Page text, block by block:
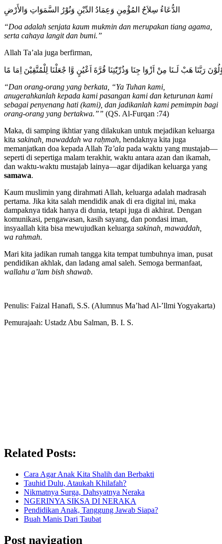
الدُّعَاءُ سِلاَحُ المُؤْمِنِ وَعِمَادُ الدِّيْنِ وَنُوْرُ السَّمَوَاتِ وَالأَرْضِ
“Doa adalah senjata kaum mukmin dan merupakan tiang agama,
serta cahaya langit dan bumi.”
Allah Ta’ala juga berfirman,
رَبَّنَا هَبْ لَـنَا مِنْ اَزْوَا جِنَا وَذُرِّيّٰتِنَا قُرَّةَ اَعْيُنٍ وَّا جْعَلْنَا لِلْمُتَّقِيْنَ اِمَا مًا
“Dan orang-orang yang berkata, “Ya Tuhan kami,
anugerahkanlah kepada kami pasangan kami dan keturunan kami
sebagai penyenang hati (kami), dan jadikanlah kami pemimpin bagi
orang-orang yang bertakwa.”” (QS. Al-Furqan :74)
Maka, di samping ikhtiar yang dilakukan untuk mejadikan keluarga
kita sakinah, mawaddah wa raḥmah, hendaknya kita juga
memanjatkan doa kepada Allah Ta’ala pada waktu yang mustajab—
seperti di sepertiga malam terakhir, waktu antara azan dan ikamah,
dan waktu-waktu mustajab lainya—agar dijadikan keluarga yang
samawa.
Kaum muslimin yang dirahmati Allah, keluarga adalah madrasah
pertama. Jika kita salah mendidik anak di era digital ini, maka
dampaknya tidak hanya di dunia, tetapi juga di akhirat. Dengan
komunikasi, pengawasan, kasih sayang, dan pondasi iman,
insyaallah kita bisa mewujudkan keluarga sakinah, mawaddah,
wa rahmah.
Mari kita jadikan rumah tangga kita tempat tumbuhnya iman, pusat
pendidikan akhlak, dan ladang amal saleh. Semoga bermanfaat,
wallahu a’lam bish shawab.
Penulis: Faizal Hanafi, S.S. (Alumnus Ma’had Al-’llmi Yogyakarta)
Pemurajaah: Ustadz Abu Salman, B. I. S.
Related Posts:
Cara Agar Anak Kita Shalih dan Berbakti
Tauhid Dulu, Ataukah Khilafah?
Nikmatnya Surga, Dahsyatnya Neraka
NGERINYA SIKSA DI NERAKA
Pendidikan Anak, Tanggung Jawab Siapa?
Buah Manis Dari Taubat
Post navigation